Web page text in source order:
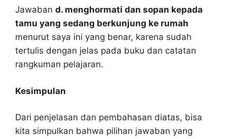
Jawaban d. menghormati dan sopan kepada
tamu yang sedang berkunjung ke rumah
menurut saya ini yang benar, karena sudah
tertulis dengan jelas pada buku dan catatan
rangkuman pelajaran.
Kesimpulan
Dari penjelasan dan pembahasan diatas, bisa
kita simpulkan bahwa pilihan jawaban yang